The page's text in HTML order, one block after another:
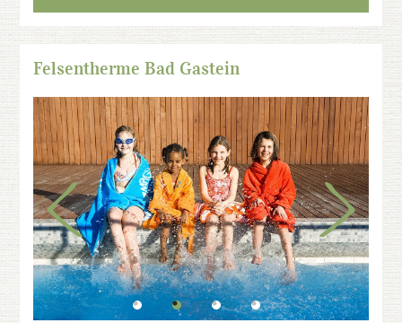
Felsentherme Bad Gastein